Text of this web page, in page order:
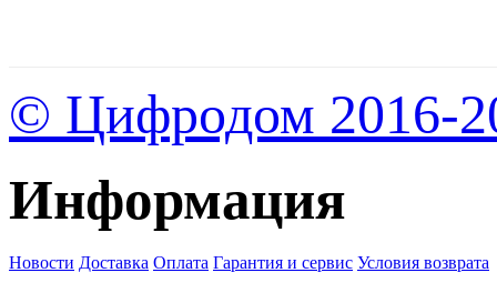
© Цифродом 2016-
Информация
Новости Доставка Оплата Гарантия и сервис Условия возврата